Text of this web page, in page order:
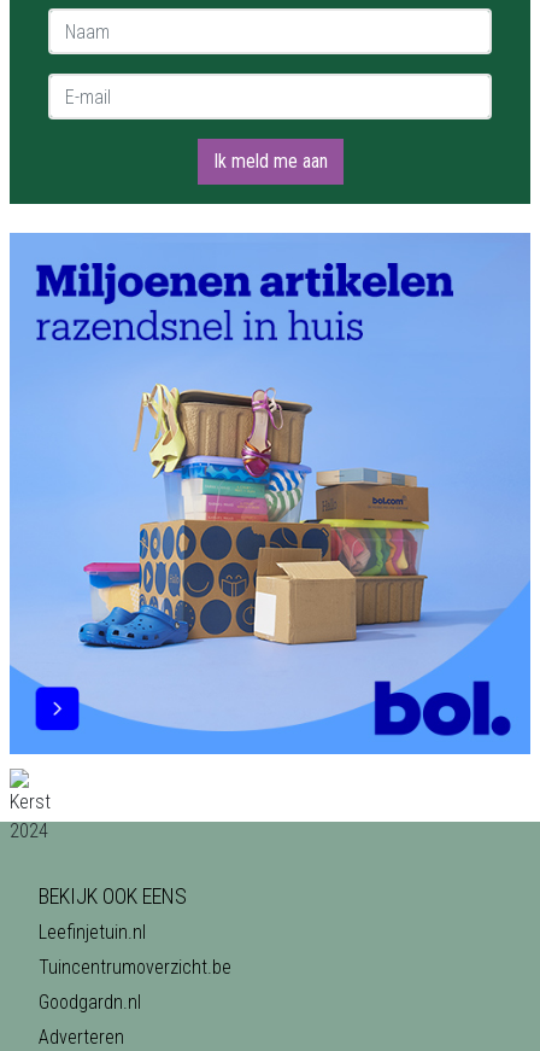
Naam *
E-mail *
Ik meld me aan
BEKIJK OOK EENS
Leefinjetuin.nl
Tuincentrumoverzicht.be
Goodgardn.nl
Adverteren